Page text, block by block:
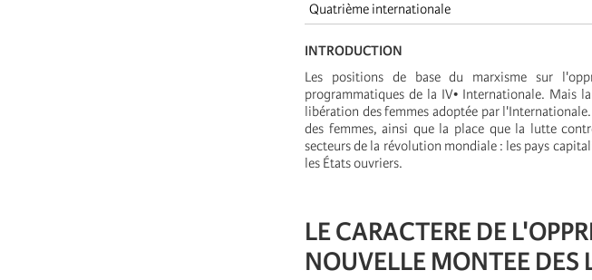
Quatrième internationale
INTRODUCTION
Les positions de base du marxisme sur
programmatiques de la IV• Internationale. Mais
libération des femmes adoptée par
des femmes, ainsi que la place que la lutte
secteurs de la révolution mondiale : les pays
les États ouvriers.
LE CARACTERE DE
NOUVELLE MONTEE DES